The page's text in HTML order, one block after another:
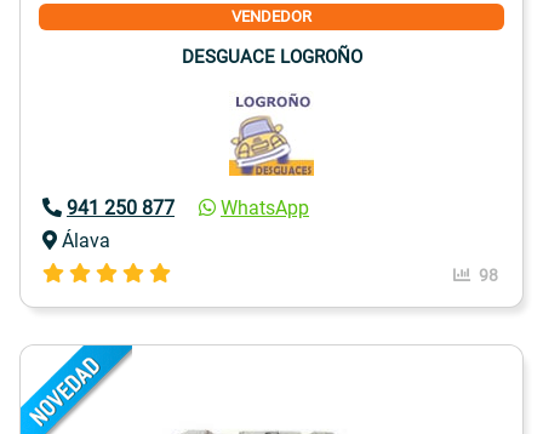
VENDEDOR
DESGUACE LOGROÑO
941 250 877
WhatsApp
Álava
98